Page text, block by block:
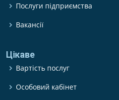
Послуги підприємства
Вакансії
Цікаве
Вартість послуг
Особовий кабінет